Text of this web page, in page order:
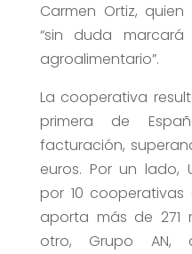
Carmen Ortiz,
“sin duda
agroalimentario”.
La cooperativa
primera de
facturación,
euros. Por un lado,
por 10
aporta más de 271
otro, Grupo AN,